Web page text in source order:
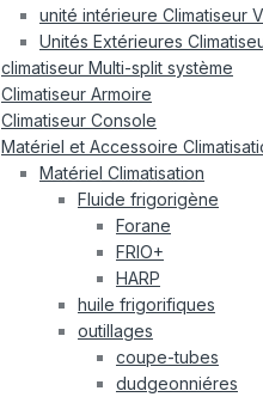
unité intérieure Climatiseur
Unités Extérieures
climatiseur Multi-split système
Climatiseur Armoire
Climatiseur Console
Matériel et Accessoire
Matériel Climatisation
Fluide frigorigène
Forane
FRIO+
HARP
huile frigorifiques
outillages
coupe-tubes
dudgeonniéres